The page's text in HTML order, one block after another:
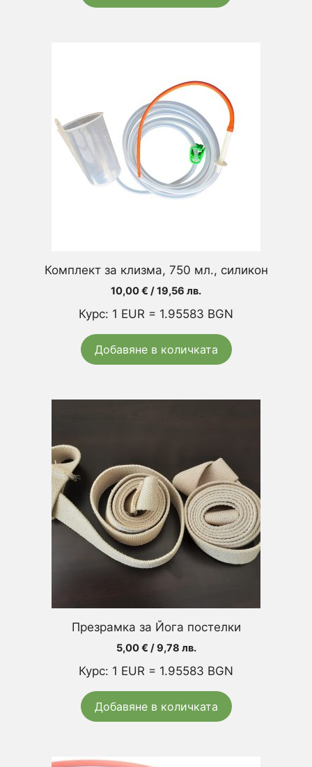
Комплект за клизма, 750 мл., силикон
10,00€ / 19,56 лв.
Курс: 1 EUR = 1.95583 BGN
Добавяне в количката
Презрамка за Йога постелки
5,00€ / 9,78 лв.
Курс: 1 EUR = 1.95583 BGN
Добавяне в количката